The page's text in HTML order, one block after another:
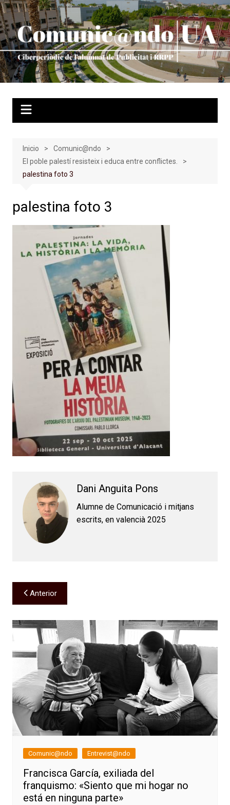
Saltar
al
contenido
Inicio
Comunic@ndo
El poble palestí resisteix i educa entre conflictes.
palestina foto 3
palestina foto 3
Dani Anguita Pons
Alumne de Comunicació i mitjans
escrits, en valencià 2025
Navegación
de
entradas
Anterior
Comunic@ndo Entrevist@ndo
Francisca García, exiliada del
franquismo: «Siento que mi hogar no
está en ninguna parte»